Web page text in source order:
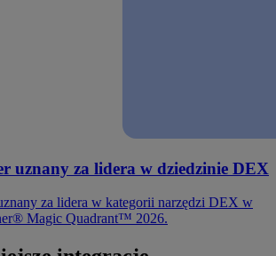
uznany za lidera w dziedzinie DEX
za lidera w kategorii narzędzi DEX w
Magic Quadrant™ 2026.